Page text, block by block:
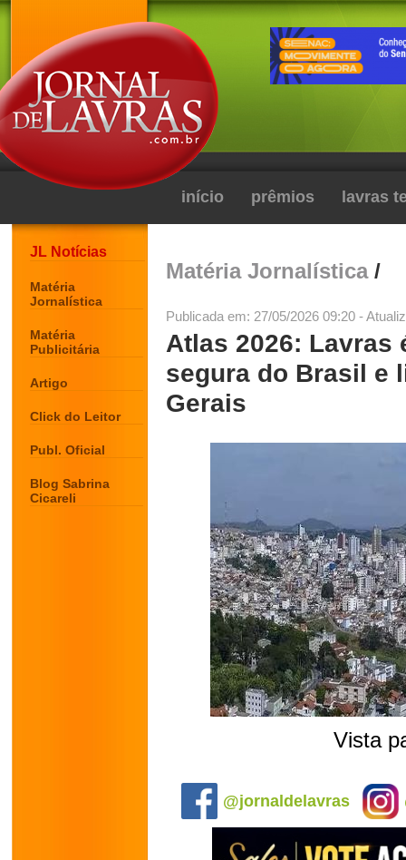
início prêmios lavras
JL Notícias
Matéria
Jornalística
Matéria
Publicitária
Artigo
Click do Leitor
Publ. Oficial
Blog Sabrina
Cicareli
Matéria Jornalística/
Publicada em: 27/05/2026 09:20 -
Atlas 2026: Lavras
segura do Brasil e
Gerais
Vista
@jornaldelavras